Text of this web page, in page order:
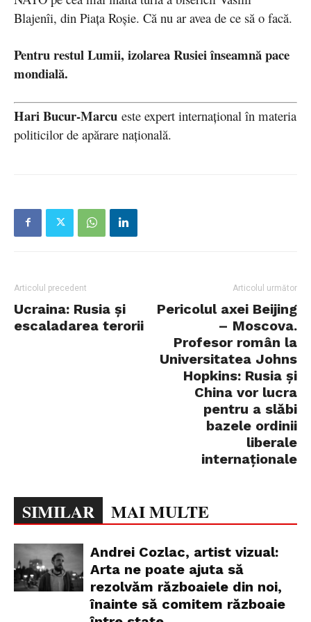
Blajenîi, din Piața Roșie. Că nu ar avea de ce să o facă.
Pentru restul Lumii, izolarea Rusiei înseamnă pace
mondială.
Hari Bucur-Marcu este expert internațional în materia
politicilor de apărare națională.
Articolul precedent
Ucraina: Rusia şi
escaladarea terorii
Articolul următor
Pericolul axei Beijing
– Moscova.
Profesor român la
Universitatea Johns
Hopkins: Rusia și
China vor lucra
pentru a slăbi
bazele ordinii
liberale
internaționale
SIMILAR MAI MULTE
Andrei Cozlac, artist vizual:
Arta ne poate ajuta să
rezolvăm războaiele din noi,
înainte să comitem războaie